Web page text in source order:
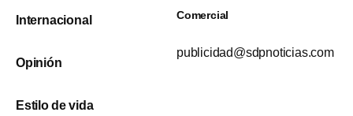
Internacional
Opinión
Estilo de vida
Comercial
publicidad@sdpnoticias.com